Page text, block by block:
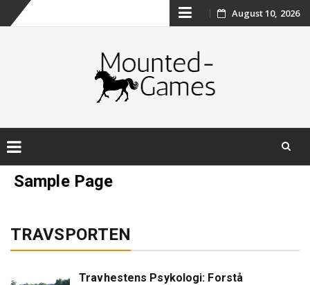
Skip
content
August 10, 2026
SkipSample Page
TRAVSPORTEN
Travhestens Psykologi: Forstå